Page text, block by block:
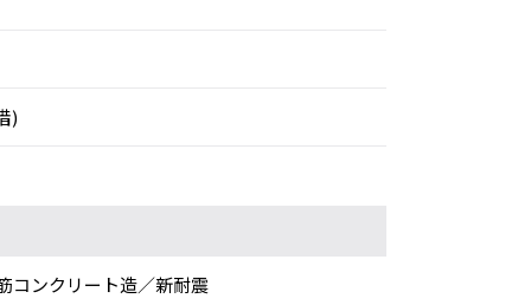
)
コンクリート造／新耐震